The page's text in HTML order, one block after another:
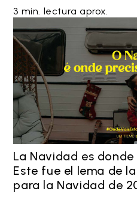
3 min. lectura aprox.
La Navidad es
Este fue el lema de
para la Navidad de